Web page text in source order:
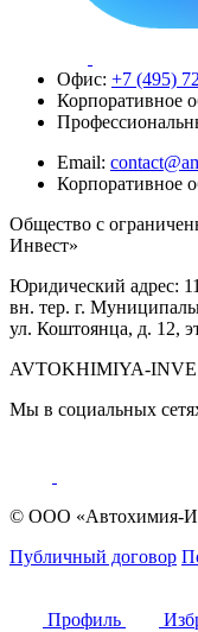
Офис: +7 (495)
Корпоративное
Email:
Корпоративное
Общество с
Инвест»
Юридический адрес:
вн. тер. г.
ул. Коштоянца, д. 12,
AVTOKHIMIYA-
Мы в социальных
© ООО «Автохимия-
Публичный договор
Профиль